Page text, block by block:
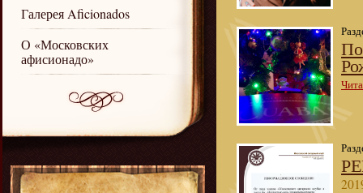
Галерея Aficionados
О «Московских
афисионадо»